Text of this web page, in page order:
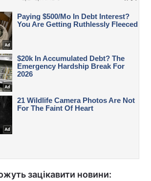
зацікавити новини: